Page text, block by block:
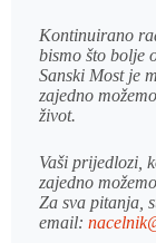
Kontinuirano
bismo što bolje
Sanski Most je
zajedno
život.
Vaši prijedlozi,
zajedno
Za sva pitanja,
email: